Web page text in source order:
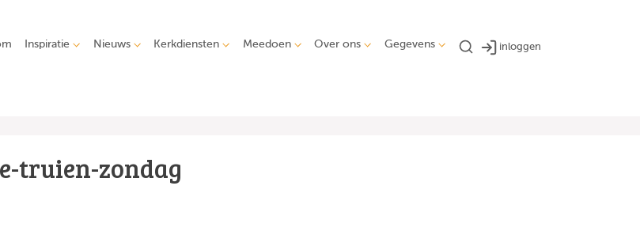
Inspiratie Nieuws Kerkdiensten Meedoen Over ons Gegevens inloggen
truien-zondag